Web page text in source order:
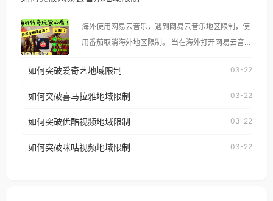
像其他音乐平台一样，出现地区及版权限制问题，且
仅能在中国大陆地区播放。 遇到这个问题的朋友们，
台湾、美国、加拿大、澳大利亚、欧洲等国家和地区
权限制所困扰。
海外使用网易云音乐，遇到网易云音乐地区限制，使
用番茄取消海外地区限制。 当在海外打开网易云音
播放”的提示语。 海外用户如香港、澳门、台湾、美
制问题，且仅能在中国大陆地区播放。 遇到这个问题
户收听网易云音乐地区版权限制」的问题，无论人在
如何突破爱奇艺地域限制 03-22
如何突破喜马拉雅地域限制 03-22
如何突破优酷视频地域限制 03-22
如何突破咪咕视频地域限制 03-22